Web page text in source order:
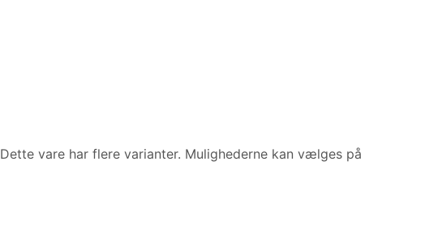
Dette vare har flere varianter. Mulighederne kan vælges på